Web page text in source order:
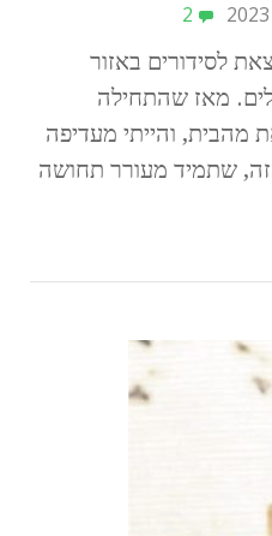
2
יוצאת לסידורים באזור
מאז שהתחילה
והייתי מעדיפה
שתמיד מעורר תחושה